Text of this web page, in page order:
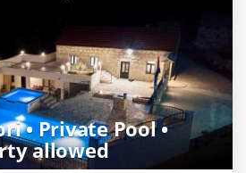
• Private Pool •
allowed